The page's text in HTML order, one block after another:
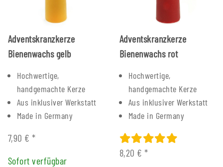
Adventskranzkerze
Bienenwachs gelb
Hochwertige,
handgemachte Kerze
Aus inklusiver Werkstatt
Made in Germany
7,90 €*
Sofort verfügbar
Adventskranzkerze
Bienenwachs rot
Hochwertige,
handgemachte Kerze
Aus inklusiver Werkstatt
Made in Germany
8,20 €*